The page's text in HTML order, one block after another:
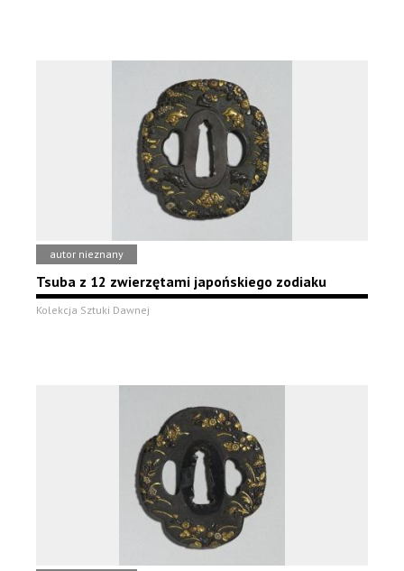
autor nieznany
Tsuba z 12 zwierzętami japońskiego zodiaku
Kolekcja Sztuki Dawnej